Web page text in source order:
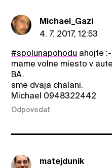
Michael_Gazi
4. 7. 2017, 12:53
#spolunapohodu ahojte
mame volne miesto v
BA.
sme dvaja chalani.
Michael 0948322442
Odpovedať
matejdunik